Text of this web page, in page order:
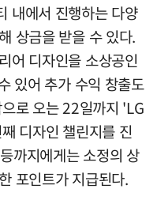
내에서 진행하는 다양
상금을 받을 수 있다.
어 디자인을 소상공인
있어 추가 수익 창출도
로 오는 22일까지 'LG
디자인 챌린지를 진
까지에게는 소정의 상
포인트가 지급된다.